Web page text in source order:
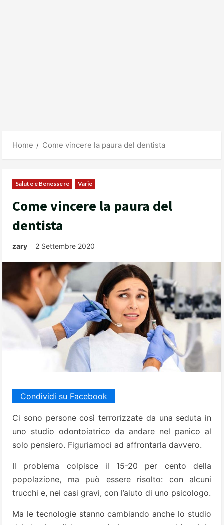
Home Come vincere la paura del dentista
Salute e Benessere Varie
Come vincere la paura del
dentista
zary 2 Settembre 2020
Condividi su Facebook
Ci sono persone così terrorizzate da una seduta in
uno studio odontoiatrico da andare nel panico al
solo pensiero. Figuriamoci ad affrontarla davvero.
Il problema colpisce il 15-20 per cento della
popolazione, ma può essere risolto: con alcuni
trucchi e, nei casi gravi, con l’aiuto di uno psicologo.
Ma le tecnologie stanno cambiando anche lo studio